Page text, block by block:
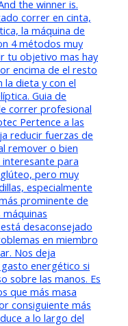
the winner is.
correr en cinta,
la máquina de
4 métodos muy
tu objetivo mas hay
encima de el resto
la dieta y con el
Guia de
correr profesional
Pertence a las
reducir fuerzas de
remover o bien
interesante para
pero muy
especialmente
prominente de
máquinas
desaconsejado
en miembro
Nos deja
energético si
sobre las manos. Es
que más masa
consiguiente más
a lo largo del